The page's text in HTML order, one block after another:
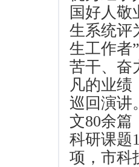
国好人敬
生系统评
生工作者
苦干、奋
凡的业绩
巡回演讲
文80余篇
科研课题
项，市科